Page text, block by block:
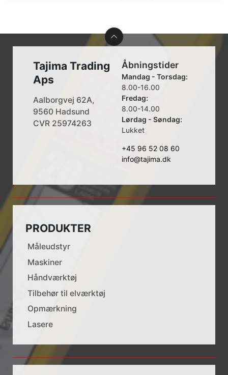
Tajima Trading
Aps
Aalborgvej 62A,
9560 Hadsund
CVR 25974263
Åbningstider
Mandag - Torsdag:
8.00-16.00
Fredag:
8.00-14.00
Lørdag - Søndag:
Lukket
+45 96 52 08 60
info@tajima.dk
PRODUKTER
Måleudstyr
Maskiner
Håndværktøj
Tilbehør til elværktøj
Opmærkning
Lasere